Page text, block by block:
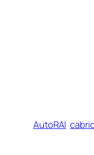
AutoRAI